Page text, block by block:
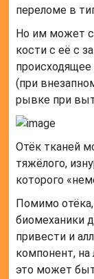
переломе в
Но им может
кости с её с
происходящее
(при
рывке при
Отёк тканей
тяжёлого,
которого
Помимо
биомеханики
привести и
компонент,
это может